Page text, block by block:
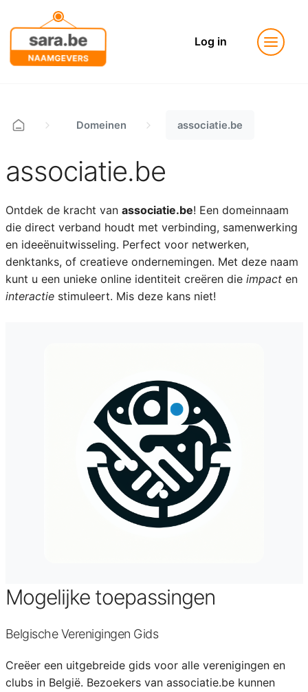
Log in
Domeinen associatie.be
associatie.be
Ontdek de kracht van associatie.be! Een domeinnaam
die direct verband houdt met verbinding, samenwerking
en ideeënuitwisseling. Perfect voor netwerken,
denktanks, of creatieve ondernemingen. Met deze naam
kunt u een unieke online identiteit creëren die impacten
interactiestimuleert. Mis deze kans niet!
Mogelijke toepassingen
Belgische Verenigingen Gids
Creëer een uitgebreide gids voor alle verenigingen en
clubs in België. Bezoekers van associatie.be kunnen